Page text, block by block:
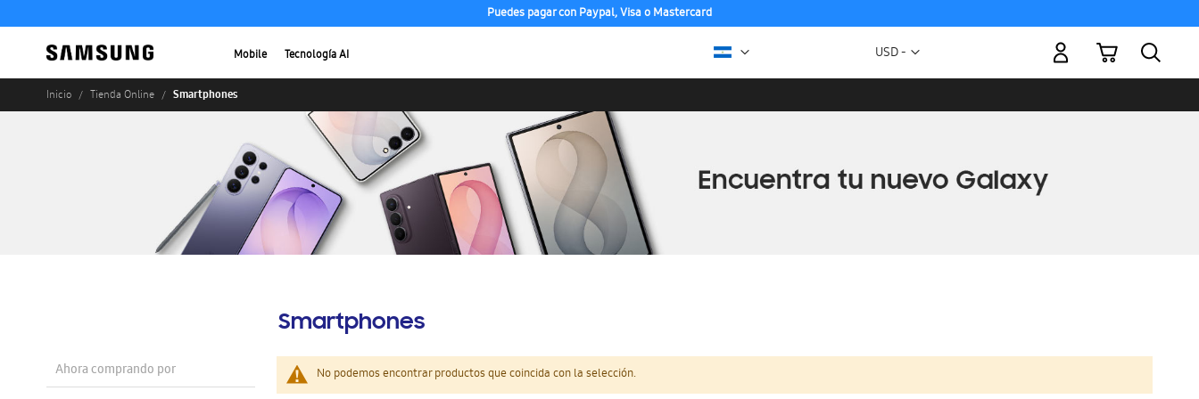
Puedes pagar con Paypal, Visa o Mastercard
Mobile Tecnología AI Moneda
USD -
Mi carrito
Inicio Tienda Online Smartphones
Smartphones
No podemos encontrar productos que coincida con la selección.
Ahora comprando por